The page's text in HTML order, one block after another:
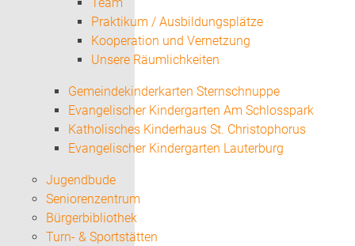
Praktikum / Ausbildungsplätze
Kooperation und Vernetzung
Unsere Räumlichkeiten
Gemeindekinderkarten Sternschnuppe
Evangelischer Kindergarten Am Schlosspark
Katholisches Kinderhaus St. Christophorus
Evangelischer Kindergarten Lauterburg
Jugendbude
Seniorenzentrum
Bürgerbibliothek
Turn- & Sportstätten